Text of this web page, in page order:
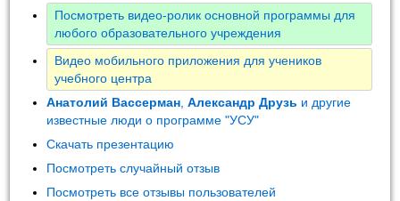
Посмотреть видео-ролик основной программы для
любого образовательного учреждения
Видео мобильного приложения для учеников
учебного центра
Анатолий Вассерман ,Александр Друзь и другие
известные люди о программе "УСУ"
Скачать презентацию
Посмотреть случайный отзыв
Посмотреть все отзывы пользователей